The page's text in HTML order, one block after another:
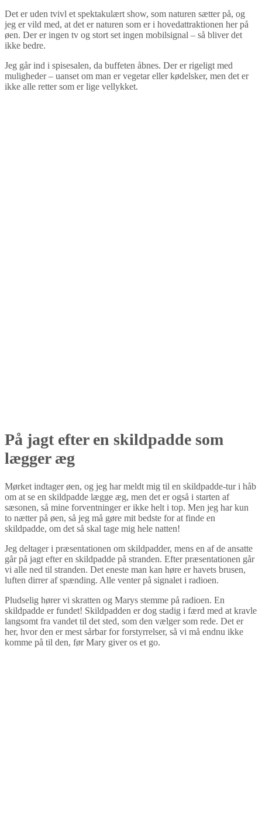
Det er uden tvivl et spektakulært show, som naturen sætter på, og
jeg er vild med, at det er naturen som er i hovedattraktionen her på
øen. Der er ingen tv og stort set ingen mobilsignal – så bliver det
ikke bedre.
Jeg går ind i spisesalen, da buffeten åbnes. Der er rigeligt med
muligheder – uanset om man er vegetar eller kødelsker, men det er
ikke alle retter som er lige vellykket.
På jagt efter en skildpadde som
lægger æg
Mørket indtager øen, og jeg har meldt mig til en skildpadde-tur i håb
om at se en skildpadde lægge æg, men det er også i starten af
sæsonen, så mine forventninger er ikke helt i top. Men jeg har kun
to nætter på øen, så jeg må gøre mit bedste for at finde en
skildpadde, om det så skal tage mig hele natten!
Jeg deltager i præsentationen om skildpadder, mens en af de ansatte
går på jagt efter en skildpadde på stranden. Efter præsentationen går
vi alle ned til stranden. Det eneste man kan høre er havets brusen,
luften dirrer af spænding. Alle venter på signalet i radioen.
Pludselig hører vi skratten og Marys stemme på radioen. En
skildpadde er fundet! Skildpadden er dog stadig i færd med at kravle
langsomt fra vandet til det sted, som den vælger som rede. Det er
her, hvor den er mest sårbar for forstyrrelser, så vi må endnu ikke
komme på til den, før Mary giver os et go.